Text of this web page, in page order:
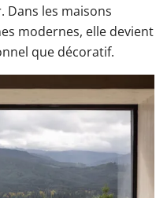
Dans les maisons
modernes, elle devient
que décoratif.